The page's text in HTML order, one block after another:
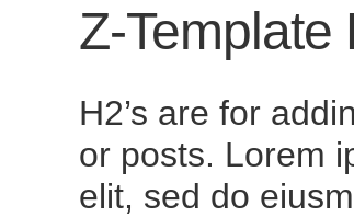
Z-Template
H2’s are for
or posts. Lorem
elit, sed do